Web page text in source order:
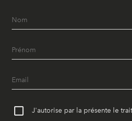
J'autorise par la présente le